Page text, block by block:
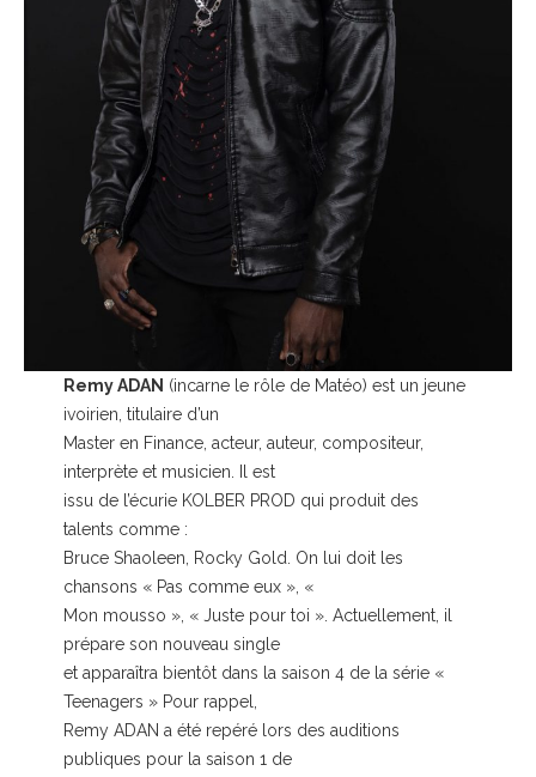
Remy ADAN (incarne le rôle de Matéo) est un jeune
ivoirien, titulaire d’un
Master en Finance, acteur, auteur, compositeur,
interprète et musicien. Il est
issu de l’écurie KOLBER PROD qui produit des
talents comme :
Bruce Shaoleen, Rocky Gold. On lui doit les
chansons « Pas comme eux », «
Mon mousso », « Juste pour toi ». Actuellement, il
prépare son nouveau single
et apparaîtra bientôt dans la saison 4 de la série «
Teenagers » Pour rappel,
Remy ADAN a été repéré lors des auditions
publiques pour la saison 1 de